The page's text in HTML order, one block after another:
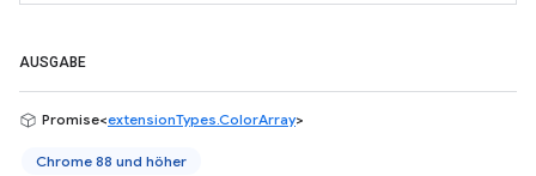
AUSGABE
Promise<extensionTypes.ColorArray>
Chrome 88 und höher